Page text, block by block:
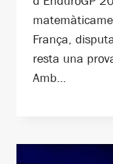
França,
resta una
Amb…